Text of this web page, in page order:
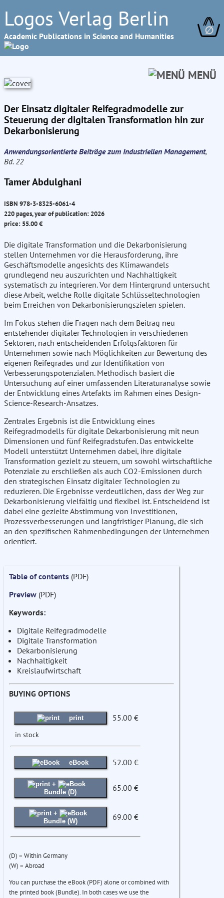
Logos Verlag Berlin
Academic Publications in Science and Humanities ∅
MENÜ
Der Einsatz digitaler Reifegradmodelle zur
Steuerung der digitalen Transformation hin zur
Dekarbonisierung
Anwendungsorientierte Beiträge zum Industriellen Management,
Bd. 22
Tamer Abdulghani
ISBN 978-3-8325-6061-4
220 pages, year of publication: 2026
price: 55.00 €
Die digitale Transformation und die Dekarbonisierung
stellen Unternehmen vor die Herausforderung, ihre
Geschäftsmodelle angesichts des Klimawandels
grundlegend neu auszurichten und Nachhaltigkeit
systematisch zu integrieren. Vor dem Hintergrund untersucht
diese Arbeit, welche Rolle digitale Schlüsseltechnologien
beim Erreichen von Dekarbonisierungszielen spielen.
Im Fokus stehen die Fragen nach dem Beitrag neu
entstehender digitaler Technologien in verschiedenen
Sektoren, nach entscheidenden Erfolgsfaktoren für
Unternehmen sowie nach Möglichkeiten zur Bewertung des
eigenen Reifegrades und zur Identifikation von
Verbesserungspotenzialen. Methodisch basiert die
Untersuchung auf einer umfassenden Literaturanalyse sowie
der Entwicklung eines Artefakts im Rahmen eines Design-
Science-Research-Ansatzes.
Zentrales Ergebnis ist die Entwicklung eines
Reifegradmodells für digitale Dekarbonisierung mit neun
Dimensionen und fünf Reifegradstufen. Das entwickelte
Modell unterstützt Unternehmen dabei, ihre digitale
Transformation gezielt zu steuern, um sowohl wirtschaftliche
Potenziale zu erschließen als auch CO2-Emissionen durch
den strategischen Einsatz digitaler Technologien zu
reduzieren. Die Ergebnisse verdeutlichen, dass der Weg zur
Dekarbonisierung vielfältig und flexibel ist. Entscheidend ist
dabei eine gezielte Abstimmung von Investitionen,
Prozessverbesserungen und langfristiger Planung, die sich
an den spezifischen Rahmenbedingungen der Unternehmen
orientiert.
Table of contents (PDF)
Preview (PDF)
Keywords:
Digitale Reifegradmodelle
Digitale Transformation
Dekarbonisierung
Nachhaltigkeit
Kreislaufwirtschaft
BUYING OPTIONS
print 55.00 €
in stock
eBook 52.00 €
+
Bundle (D)
65.00 €
+
Bundle (W)
69.00 €
(D) = Within Germany
(W) = Abroad
You can purchase the eBook (PDF) alone or combined with
the printed book (Bundle). In both cases we use the